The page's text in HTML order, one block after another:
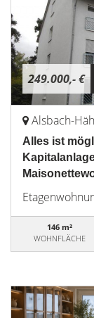
249.000,- €
Alsbach-
Alles ist
146 m²
WOHNFLÄCHE